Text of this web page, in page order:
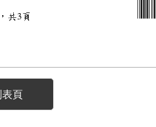
表頁